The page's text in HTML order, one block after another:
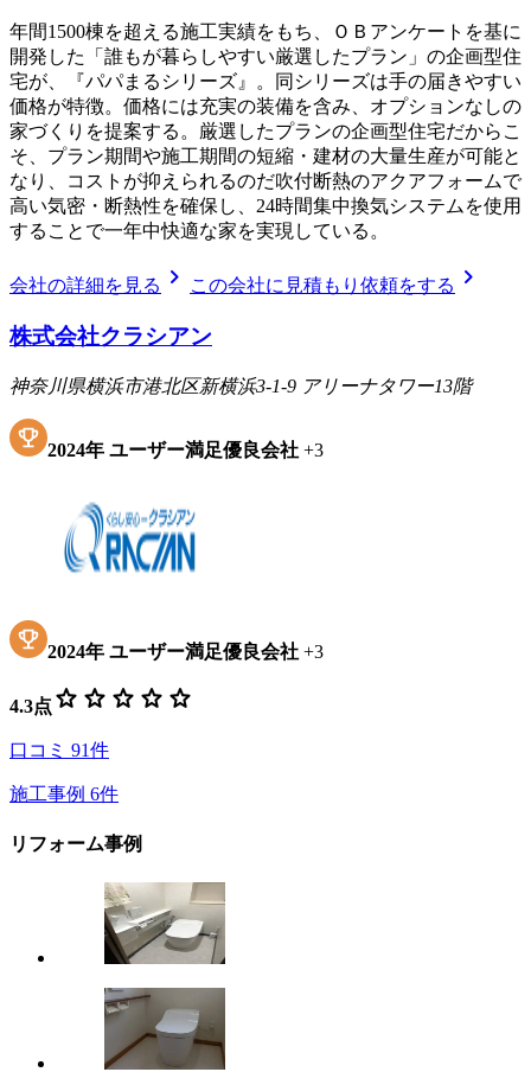
年間1500棟を超える施工実績をもち、ＯＢアンケートを基に
開発した「誰もが暮らしやすい厳選したプラン」の企画型住
宅が、『パパまるシリーズ』。同シリーズは手の届きやすい
価格が特徴。価格には充実の装備を含み、オプションなしの
家づくりを提案する。厳選したプランの企画型住宅だからこ
そ、プラン期間や施工期間の短縮・建材の大量生産が可能と
なり、コストが抑えられるのだ吹付断熱のアクアフォームで
高い気密・断熱性を確保し、24時間集中換気システムを使用
することで一年中快適な家を実現している。
会社の詳細を見る chevron_right この会社に見積もり依頼をする chevron_right
株式会社クラシアン
神奈川県横浜市港北区新横浜3-1-9 アリーナタワー13階
2024年 ユーザー満足優良会社 +3
2024年 ユーザー満足優良会社 +3
4.3点 star star star star star
口コミ 91件
施工事例 6件
リフォーム事例